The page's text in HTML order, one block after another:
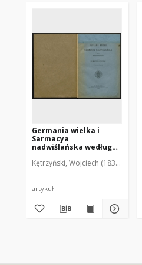
Germania wielka i
Sarmacya
nadwiślańska według
Ptolemeusza
Kętrzyński, Wojciech (1838-1918)
artykuł